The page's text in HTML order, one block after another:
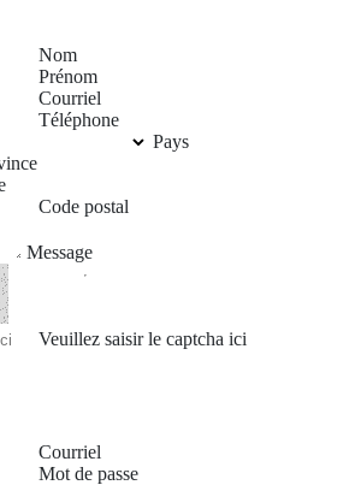
Nom
Prénom
Courriel
Téléphone
Pays
Code postal
Message
Veuillez saisir le captcha ici
Courriel
Mot de passe